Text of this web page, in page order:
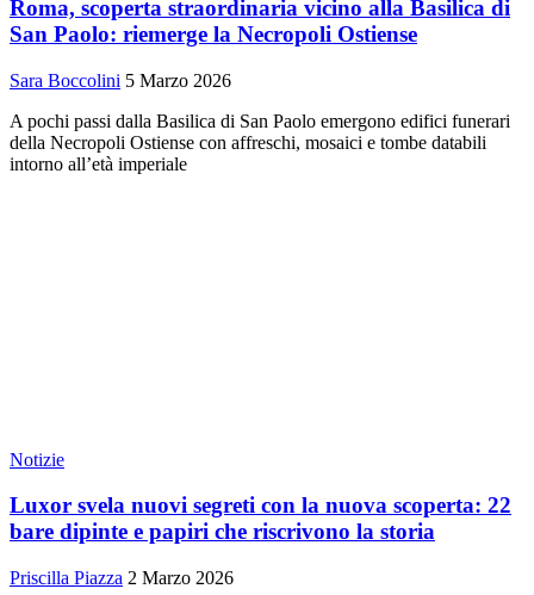
Roma, scoperta straordinaria vicino alla Basilica di
San Paolo: riemerge la Necropoli Ostiense
Sara Boccolini 5 Marzo 2026
A pochi passi dalla Basilica di San Paolo emergono edifici funerari
della Necropoli Ostiense con affreschi, mosaici e tombe databili
intorno all’età imperiale
Notizie
Luxor svela nuovi segreti con la nuova scoperta: 22
bare dipinte e papiri che riscrivono la storia
Priscilla Piazza 2 Marzo 2026